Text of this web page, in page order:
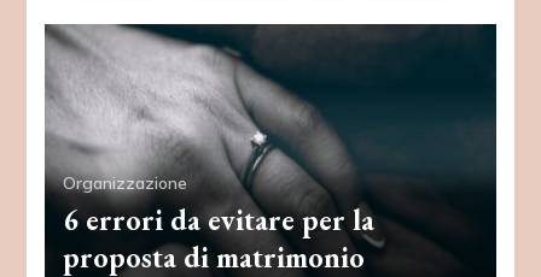
Organizzazione
6 errori da evitare per la
proposta di matrimonio